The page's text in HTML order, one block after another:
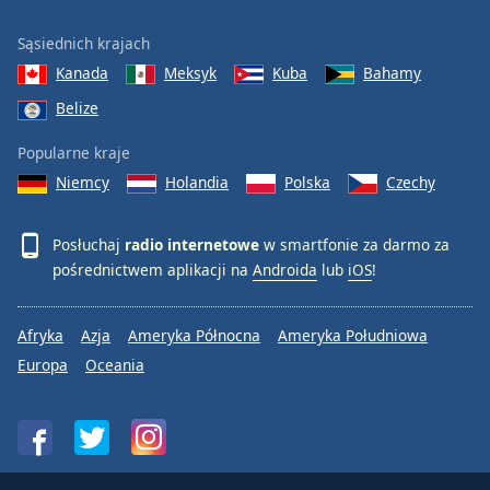
Sąsiednich krajach
Kanada
Meksyk Kuba
Bahamy
Belize
Popularne kraje
Niemcy
Holandia Polska Czechy
Posłuchaj radio internetowe w smartfonie za darmo za
pośrednictwem aplikacji na Androida lub iOS!
Afryka Azja Ameryka Północna
Ameryka Południowa
Europa
Oceania